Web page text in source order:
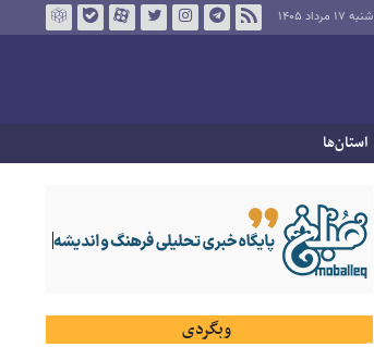
شنبه ۱۷ مرداد ۱۴۰۵
استان‌ها
وبگردی